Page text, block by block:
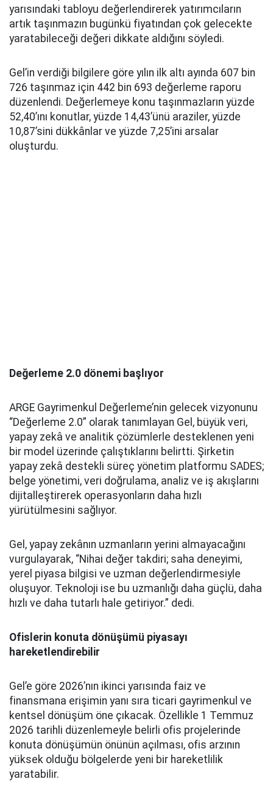
yarısındaki tabloyu değerlendirerek yatırımcıların
artık taşınmazın bugünkü fiyatından çok gelecekte
yaratabileceği değeri dikkate aldığını söyledi.
Gel’in verdiği bilgilere göre yılın ilk altı ayında 607 bin
726 taşınmaz için 442 bin 693 değerleme raporu
düzenlendi. Değerlemeye konu taşınmazların yüzde
52,40’ını konutlar, yüzde 14,43’ünü araziler, yüzde
10,87’sini dükkânlar ve yüzde 7,25’ini arsalar
oluşturdu.
Değerleme 2.0 dönemi başlıyor
ARGE Gayrimenkul Değerleme’nin gelecek vizyonunu
“Değerleme 2.0” olarak tanımlayan Gel, büyük veri,
yapay zekâ ve analitik çözümlerle desteklenen yeni
bir model üzerinde çalıştıklarını belirtti. Şirketin
yapay zekâ destekli süreç yönetim platformu SADES;
belge yönetimi, veri doğrulama, analiz ve iş akışlarını
dijitalleştirerek operasyonların daha hızlı
yürütülmesini sağlıyor.
Gel, yapay zekânın uzmanların yerini almayacağını
vurgulayarak, “Nihai değer takdiri; saha deneyimi,
yerel piyasa bilgisi ve uzman değerlendirmesiyle
oluşuyor. Teknoloji ise bu uzmanlığı daha güçlü, daha
hızlı ve daha tutarlı hale getiriyor.” dedi.
Ofislerin konuta dönüşümü piyasayı
hareketlendirebilir
Gel’e göre 2026’nın ikinci yarısında faiz ve
finansmana erişimin yanı sıra ticari gayrimenkul ve
kentsel dönüşüm öne çıkacak. Özellikle 1 Temmuz
2026 tarihli düzenlemeyle belirli ofis projelerinde
konuta dönüşümün önünün açılması, ofis arzının
yüksek olduğu bölgelerde yeni bir hareketlilik
yaratabilir.